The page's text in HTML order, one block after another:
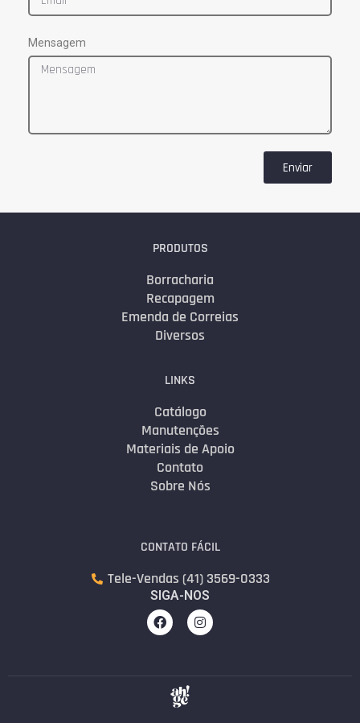
Mensagem
Enviar
PRODUTOS
Borracharia
Recapagem
Emenda de Correias
Diversos
LINKS
Catálogo
Manutenções
Materiais de Apoio
Contato
Sobre Nós
CONTATO FÁCIL
Tele-Vendas (41) 3569-0333
SIGA-NOS